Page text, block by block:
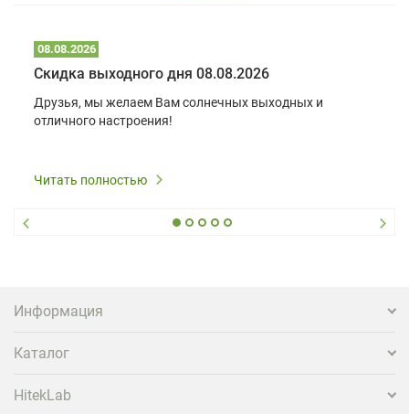
08.08.2026
Скидка выходного дня 08.08.2026
Друзья, мы желаем Вам солнечных выходных и
отличного настроения!
Читать полностью
Информация
Каталог
HitekLab